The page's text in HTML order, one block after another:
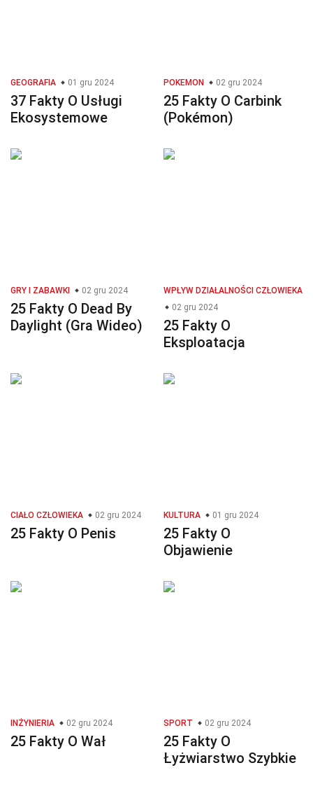
GEOGRAFIA 01 gru 2024
37 Fakty O Usługi
Ekosystemowe
POKEMON 02 gru 2024
25 Fakty O Carbink
(Pokémon)
GRY I ZABAWKI 02 gru 2024
25 Fakty O Dead By
Daylight (Gra Wideo)
WPŁYW DZIAŁALNOŚCI CZŁOWIEKA
02 gru 2024
25 Fakty O
Eksploatacja
CIAŁO CZŁOWIEKA 02 gru 2024
25 Fakty O Penis
KULTURA 01 gru 2024
25 Fakty O
Objawienie
INŻYNIERIA 02 gru 2024
25 Fakty O Wał
SPORT 02 gru 2024
25 Fakty O
Łyżwiarstwo Szybkie